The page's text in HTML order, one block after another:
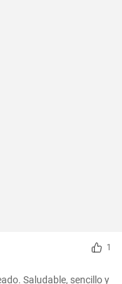
1
Saludable, sencillo y